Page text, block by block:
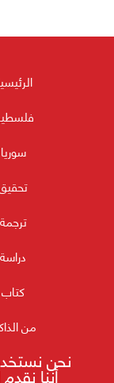
سوريا
ترجمة
دراسة
كتاب
من
نحن
أننا